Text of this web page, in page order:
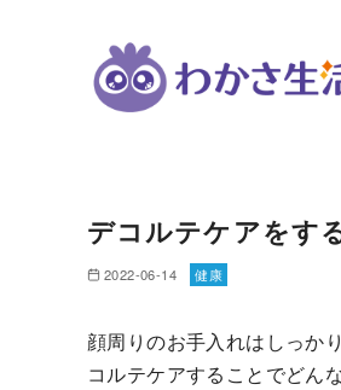
デコルテケアをす
2022-06-14 健康
顔周りのお手入れはしっか
コルテケアすることでどん